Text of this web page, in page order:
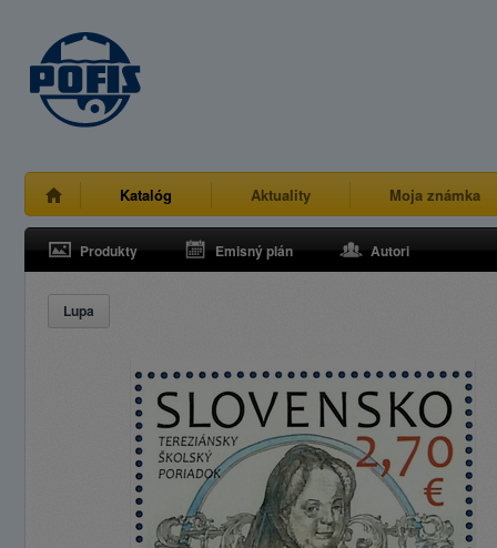
Katalóg Aktuality Moja známka
Produkty Emisný plán Autori
Lupa